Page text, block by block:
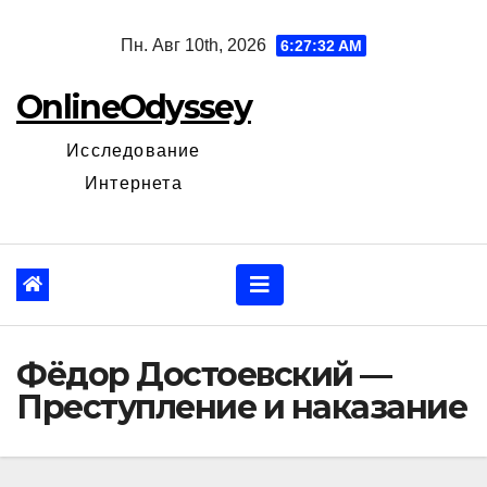
Пн. Авг 10th, 2026 6:27:33 AM
OnlineOdyssey
Исследование
Интернета
Фёдор Достоевский —
Преступление и наказание